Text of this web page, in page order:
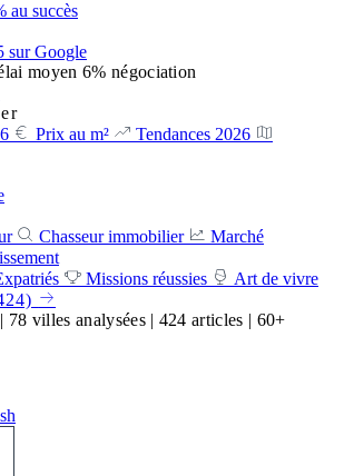
au succès
sur Google
moyen 6% négociation
Prix au m²
Tendances 2026
Chasseur immobilier
Marché
Missions réussies
Art de vivre
| 78 villes analysées | 424 articles | 60+